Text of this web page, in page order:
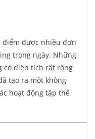
điểm được nhiều đơn
trong ngày. Những
có diện tích rất rộng
tạo ra một không
hoạt động tập thể